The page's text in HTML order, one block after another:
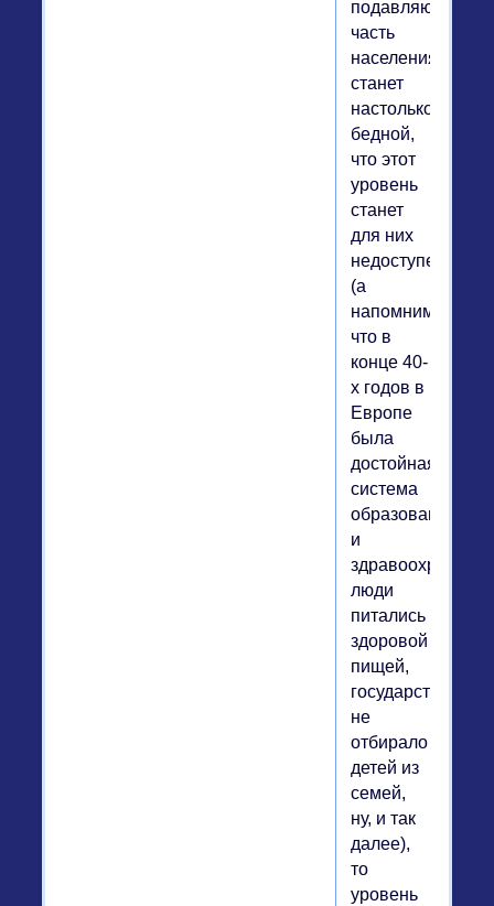
подавляющая
часть
населения
станет
настолько
бедной,
что этот
уровень
станет
для них
недоступен
(а
напомним,
что в
конце 40-
х годов в
Европе
была
достойная
система
образования
и
люди
питались
здоровой
пищей,
государство
не
отбирало
детей из
семей,
ну, и так
далее),
то
уровень